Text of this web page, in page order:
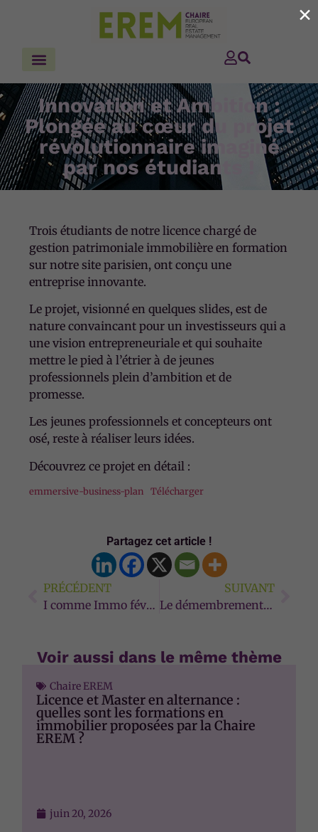
Innovation et Ambition :
Plongée au cœur du projet
révolutionnaire imaginé
par nos étudiants !
Trois étudiants de notre licence chargé de
gestion patrimoniale immobilière en formation
sur notre site parisien, ont conçu une
entreprise innovante.
Le projet, visionné en quelques slides, est de
nature convaincant pour un investisseurs qui a
une vision entrepreneuriale et qui souhaite
mettre le pied à l’étrier à de jeunes
professionnels plein d’ambition et de
promesse.
Les jeunes professionnels et concepteurs ont
osé, reste à réaliser leurs idées.
Découvrez ce projet en détail :
emmersive-business-plan Télécharger
Partagez cet article !
PRÉCÉDENT
I comme Immo février 2024
SUIVANT
Le démembrement de propriété : Un choix stratégique pour relancer l’accès à la propriété des ménages modestes.
Voir aussi dans le même thème
Chaire EREM
Licence et Master en alternance :
quelles sont les formations en
immobilier proposées par la Chaire
EREM ?
juin 20, 2026
×